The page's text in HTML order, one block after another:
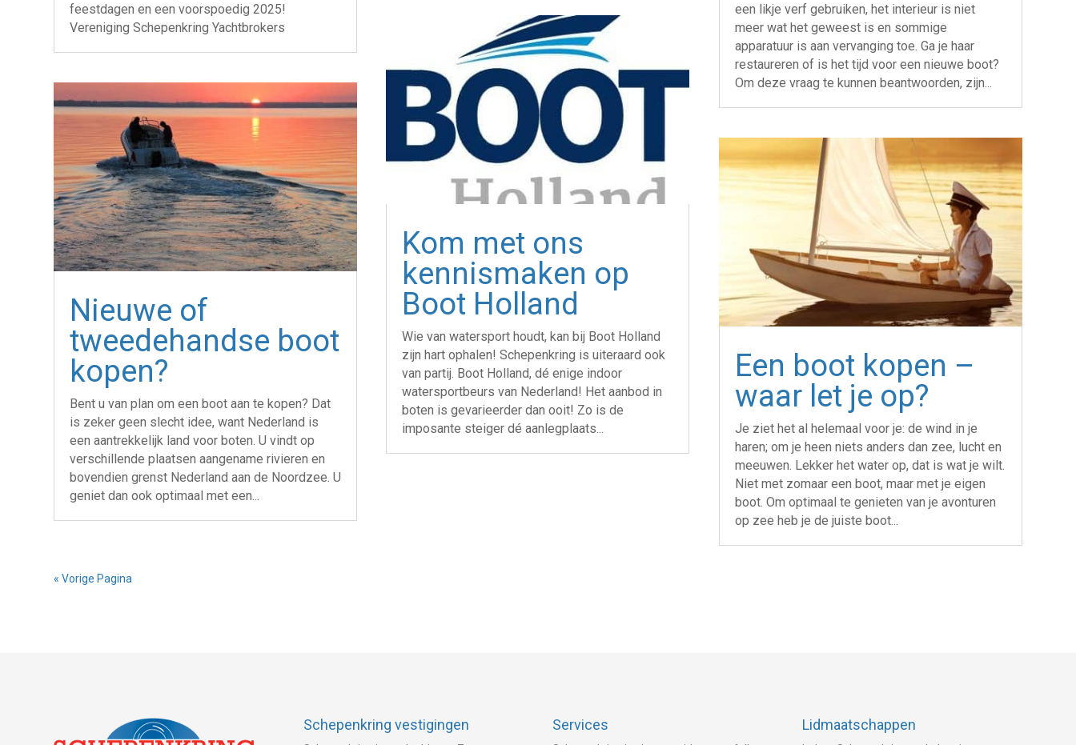
feestdagen en een voorspoedig 2025!
Vereniging Schepenkring Yachtbrokers
Nieuwe of
tweedehandse boot
kopen?
Bent u van plan om een boot aan te kopen? Dat
is zeker geen slecht idee, want Nederland is
een aantrekkelijk land voor boten. U vindt op
verschillende plaatsen aangename rivieren en
bovendien grenst Nederland aan de Noordzee. U
geniet dan ook optimaal met een...
Kom met ons
kennismaken op
Boot Holland
Wie van watersport houdt, kan bij Boot Holland
zijn hart ophalen! Schepenkring is uiteraard ook
van partij. Boot Holland, dé enige indoor
watersportbeurs van Nederland! Het aanbod in
boten is gevarieerder dan ooit! Zo is de
imposante steiger dé aanlegplaats...
een likje verf gebruiken, het interieur is niet
meer wat het geweest is en sommige
apparatuur is aan vervanging toe. Ga je haar
restaureren of is het tijd voor een nieuwe boot?
Om deze vraag te kunnen beantwoorden, zijn...
Een boot kopen –
waar let je op?
Je ziet het al helemaal voor je: de wind in je
haren; om je heen niets anders dan zee, lucht en
meeuwen. Lekker het water op, dat is wat je wilt.
Niet met zomaar een boot, maar met je eigen
boot. Om optimaal te genieten van je avonturen
op zee heb je de juiste boot...
« Vorige Pagina
Schepenkring vestigingen Services Lidmaatschappen